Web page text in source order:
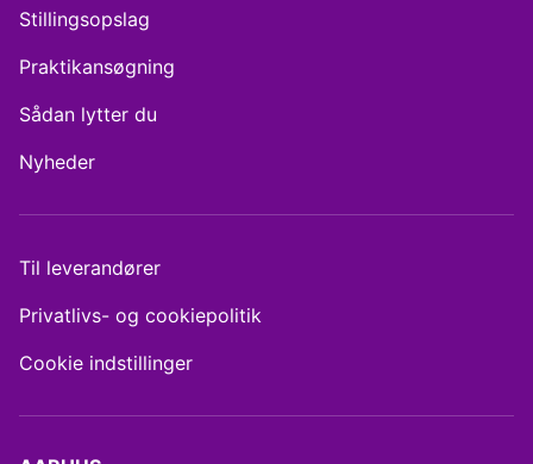
Stillingsopslag
Praktikansøgning
Sådan lytter du
Nyheder
Til leverandører
Privatlivs- og cookiepolitik
Cookie indstillinger